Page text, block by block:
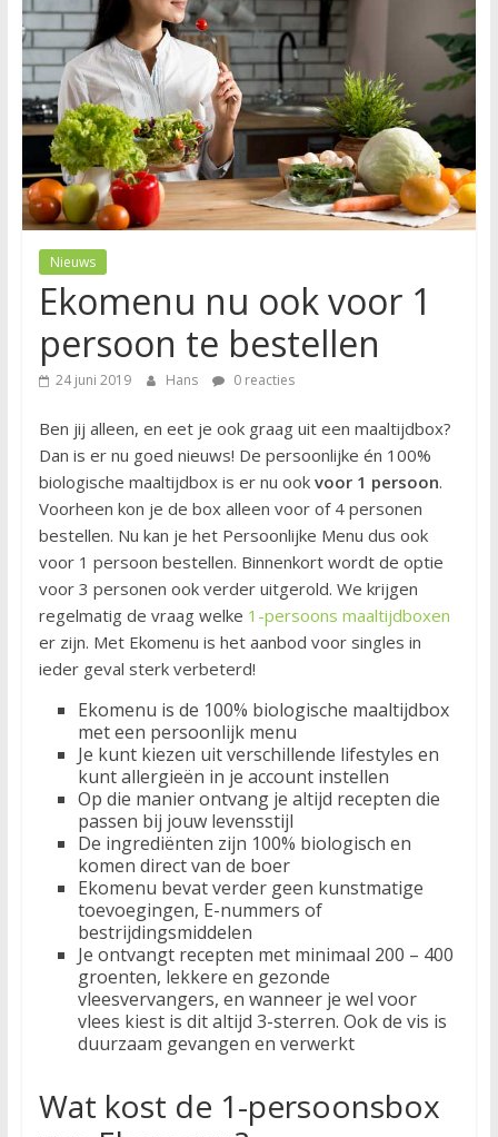
Nieuws
Ekomenu nu ook voor 1
persoon te bestellen
24 juni 2019 Hans 0 reacties
Ben jij alleen, en eet je ook graag uit een maaltijdbox?
Dan is er nu goed nieuws! De persoonlijke én 100%
biologische maaltijdbox is er nu ook voor 1 persoon.
Voorheen kon je de box alleen voor of 4 personen
bestellen. Nu kan je het Persoonlijke Menu dus ook
voor 1 persoon bestellen. Binnenkort wordt de optie
voor 3 personen ook verder uitgerold. We krijgen
regelmatig de vraag welke 1-persoons maaltijdboxen
er zijn. Met Ekomenu is het aanbod voor singles in
ieder geval sterk verbeterd!
Ekomenu is de 100% biologische maaltijdbox
met een persoonlijk menu
Je kunt kiezen uit verschillende lifestyles en
kunt allergieën in je account instellen
Op die manier ontvang je altijd recepten die
passen bij jouw levensstijl
De ingrediënten zijn 100% biologisch en
komen direct van de boer
Ekomenu bevat verder geen kunstmatige
toevoegingen, E-nummers of
bestrijdingsmiddelen
Je ontvangt recepten met minimaal 200 – 400
groenten, lekkere en gezonde
vleesvervangers, en wanneer je wel voor
vlees kiest is dit altijd 3-sterren. Ook de vis is
duurzaam gevangen en verwerkt
Wat kost de 1-persoonsbox